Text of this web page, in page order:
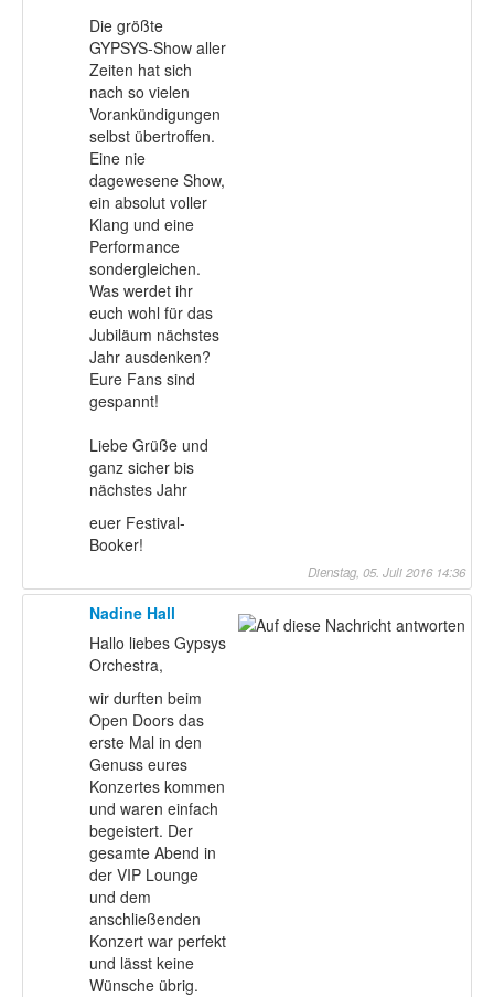
Die größte
GYPSYS-Show aller
Zeiten hat sich
nach so vielen
Vorankündigungen
selbst übertroffen.
Eine nie
dagewesene Show,
ein absolut voller
Klang und eine
Performance
sondergleichen.
Was werdet ihr
euch wohl für das
Jubiläum nächstes
Jahr ausdenken?
Eure Fans sind
gespannt!
Liebe Grüße und
ganz sicher bis
nächstes Jahr
euer Festival-
Booker!
Dienstag, 05. Juli 2016 14:36
Nadine Hall
Hallo liebes Gypsys
Orchestra,
wir durften beim
Open Doors das
erste Mal in den
Genuss eures
Konzertes kommen
und waren einfach
begeistert. Der
gesamte Abend in
der VIP Lounge
und dem
anschließenden
Konzert war perfekt
und lässt keine
Wünsche übrig.